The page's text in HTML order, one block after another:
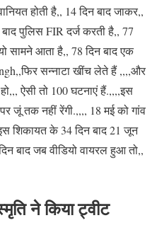
होती है,, 14 दिन बाद जाकर,,
पुलिस FIR दर्ज करती है,, 77
सामने आता है,, 78 दिन बाद एक
सन्नाटा खींच लेते हैं ,,,,और
ऐसी तो 100 घटनाएं हैं.,,,,इस
जूं तक नहीं रेंगी.,,,, 18 मई को गांव
शिकायत के 34 दिन बाद 21 जून
बाद जब वीडियो वायरल हुआ तो,,
ने किया ट्वीट